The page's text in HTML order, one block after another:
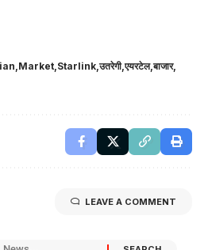
Market Starlink उतरेगी एयरटेल बाजार
LEAVE A COMMENT